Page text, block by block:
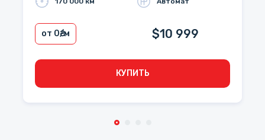
от 0₴/м $10 999
КУПИТЬ